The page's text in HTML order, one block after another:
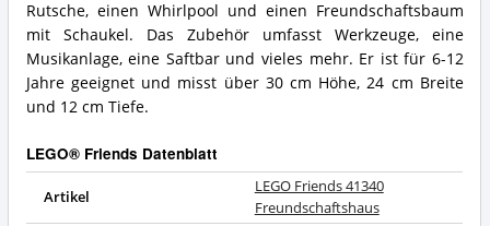
Rutsche, einen Whirlpool und einen Freundschaftsbaum
mit Schaukel. Das Zubehör umfasst Werkzeuge, eine
Musikanlage, eine Saftbar und vieles mehr. Er ist für 6-12
Jahre geeignet und misst über 30 cm Höhe, 24 cm Breite
und 12 cm Tiefe.
LEGO® Friends Datenblatt
Artikel
LEGO Friends 41340
Freundschaftshaus